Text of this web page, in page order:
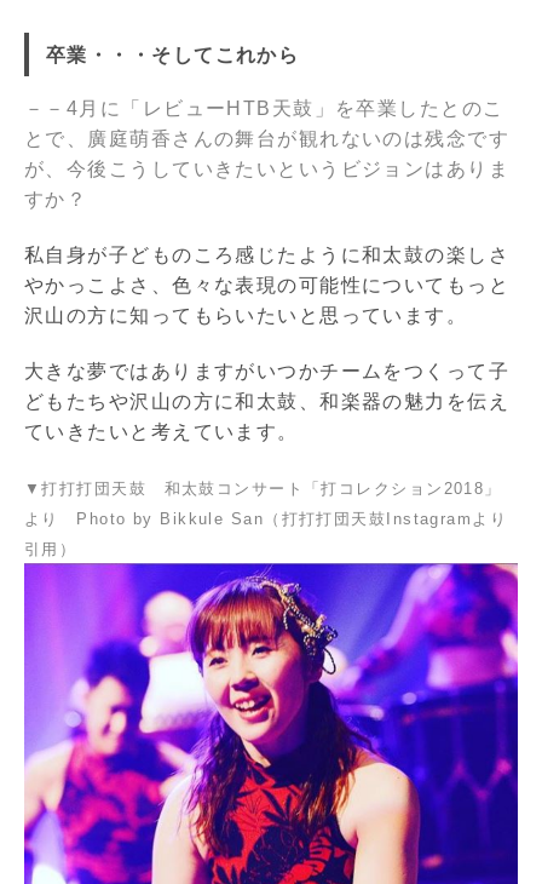
卒業・・・そしてこれから
－－4月に「レビューHTB天鼓」を卒業したとのこ
とで、廣庭萌香さんの舞台が観れないのは残念です
が、今後こうしていきたいというビジョンはありま
すか？
私自身が子どものころ感じたように和太鼓の楽しさ
やかっこよさ、色々な表現の可能性についてもっと
沢山の方に知ってもらいたいと思っています。
大きな夢ではありますがいつかチームをつくって子
どもたちや沢山の方に和太鼓、和楽器の魅力を伝え
ていきたいと考えています。
▼打打打団天鼓 和太鼓コンサート「打コレクション2018」
より Photo by Bikkule San（打打打団天鼓Instagramより
引用）